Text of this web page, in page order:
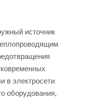
источник
в электросети
оборудования,